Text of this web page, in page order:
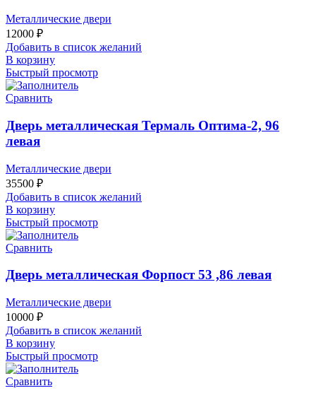
Металлические двери
12000 ₽
Добавить в список желаний
В корзину
Быстрый просмотр
Сравнить
Дверь металлическая Термаль Оптима-2, 96
левая
Металлические двери
35500 ₽
Добавить в список желаний
В корзину
Быстрый просмотр
Сравнить
Дверь металлическая Форпост 53 ,86 левая
Металлические двери
10000 ₽
Добавить в список желаний
В корзину
Быстрый просмотр
Сравнить